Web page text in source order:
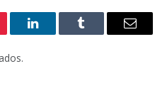
LinkedInTumblr
E-